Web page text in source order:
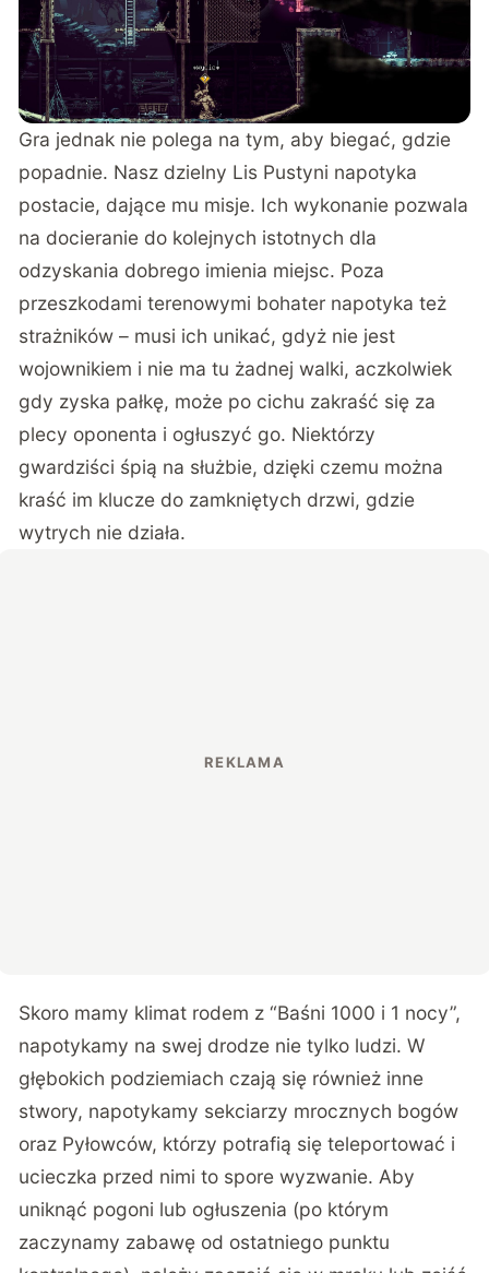
Gra jednak nie polega na tym, aby biegać, gdzie
popadnie. Nasz dzielny Lis Pustyni napotyka
postacie, dające mu misje. Ich wykonanie pozwala
na docieranie do kolejnych istotnych dla
odzyskania dobrego imienia miejsc. Poza
przeszkodami terenowymi bohater napotyka też
strażników – musi ich unikać, gdyż nie jest
wojownikiem i nie ma tu żadnej walki, aczkolwiek
gdy zyska pałkę, może po cichu zakraść się za
plecy oponenta i ogłuszyć go. Niektórzy
gwardziści śpią na służbie, dzięki czemu można
kraść im klucze do zamkniętych drzwi, gdzie
wytrych nie działa.
Skoro mamy klimat rodem z “Baśni 1000 i 1 nocy”,
napotykamy na swej drodze nie tylko ludzi. W
głębokich podziemiach czają się również inne
stwory, napotykamy sekciarzy mrocznych bogów
oraz Pyłowców, którzy potrafią się teleportować i
ucieczka przed nimi to spore wyzwanie. Aby
uniknąć pogoni lub ogłuszenia (po którym
zaczynamy zabawę od ostatniego punktu